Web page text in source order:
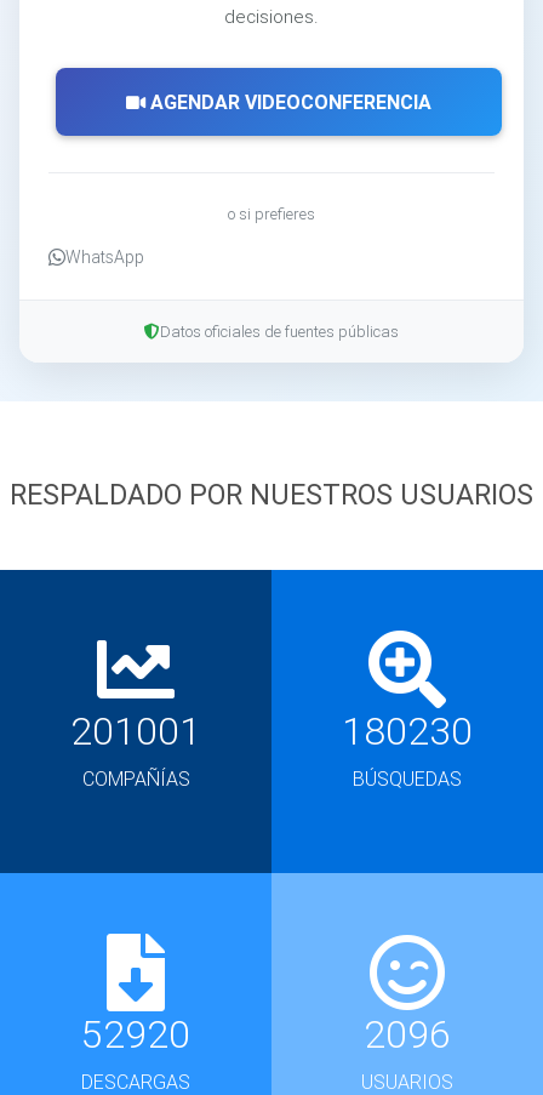
decisiones.
AGENDAR VIDEOCONFERENCIA
o si prefieres
WhatsApp
Datos oficiales de fuentes públicas
RESPALDADO POR NUESTROS USUARIOS
201001
COMPAÑÍAS
180230
BÚSQUEDAS
52920
DESCARGAS
2096
USUARIOS